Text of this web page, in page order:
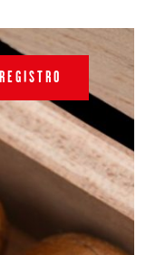
REGISTRO